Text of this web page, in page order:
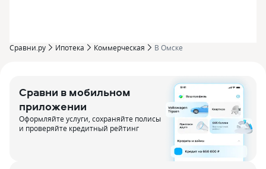
Сравни.ру Ипотека Коммерческая В Омске
Сравни в мобильном
приложении
Оформляйте услуги, сохраняйте полисы
и проверяйте кредитный рейтинг